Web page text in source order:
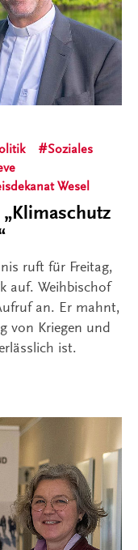
Soziales
Wesel
ruft für Freitag,
auf. Weihbischof
an. Er mahnt,
von Kriegen und
ist.